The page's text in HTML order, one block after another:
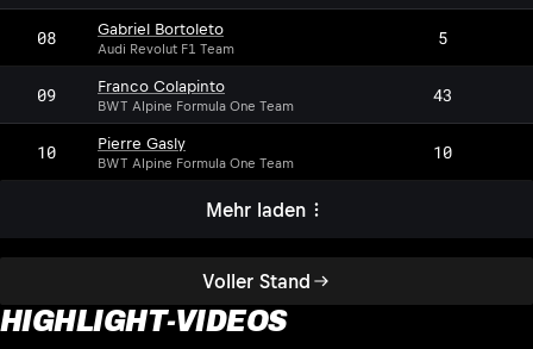
Voller Stand
08 Gabriel Bortoleto
Audi Revolut F1 Team 5
09 Franco Colapinto
BWT Alpine Formula One Team 43
10 Pierre Gasly
BWT Alpine Formula One Team 10
Mehr laden
HIGHLIGHT-VIDEOS